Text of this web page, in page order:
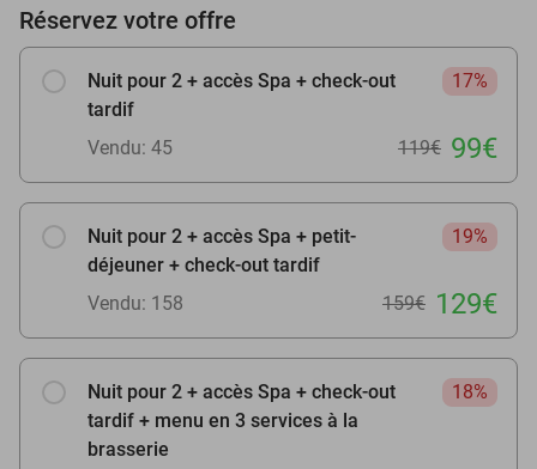
Réservez votre offre
Nuit pour 2 + accès Spa + check-out
tardif
17%
Vendu: 45 119€ 99€
Nuit pour 2 + accès Spa + petit-
déjeuner + check-out tardif
19%
Vendu: 158 159€ 129€
Nuit pour 2 + accès Spa + check-out
tardif + menu en 3 services à la
brasserie
18%